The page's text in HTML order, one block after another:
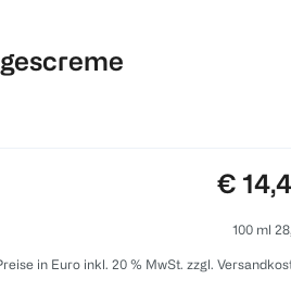
Preis:
€
100 ml
in Euro inkl. 20 % MwSt. zzgl.